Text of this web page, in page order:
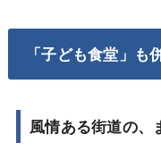
「子ども食堂」
風情ある街道の、